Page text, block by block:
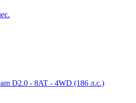
D2.0 - 8AT - 4WD (186 л.с.)